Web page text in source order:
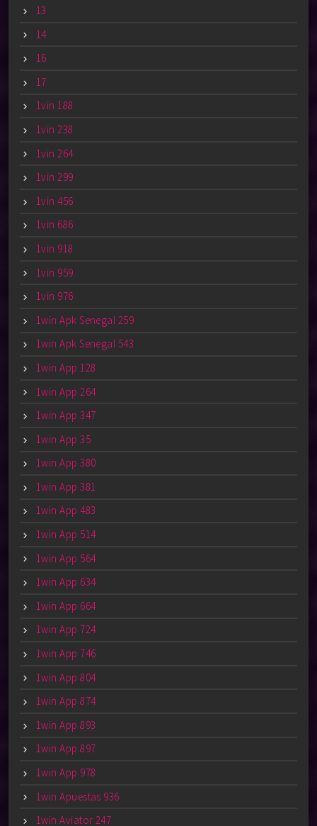
13
14
16
17
1vin 188
1vin 238
1vin 264
1vin 299
1vin 456
1vin 686
1vin 918
1vin 959
1vin 976
1win Apk Senegal 259
1win Apk Senegal 543
1win App 128
1win App 264
1win App 347
1win App 35
1win App 380
1win App 381
1win App 483
1win App 514
1win App 564
1win App 634
1win App 664
1win App 724
1win App 746
1win App 804
1win App 874
1win App 893
1win App 897
1win App 978
1win Apuestas 936
1win Aviator 247